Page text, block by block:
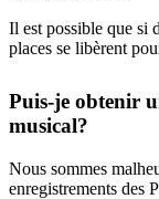
Il est possible que si
places se libèrent
Puis-je obtenir
musical?
Nous sommes
enregistrements des